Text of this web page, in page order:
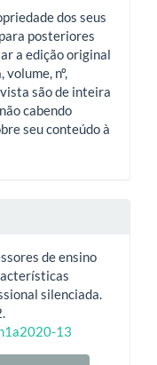
dos seus
posteriores
a edição original
nº,
são de inteira
cabendo
seu conteúdo à
de ensino
silenciada.
13